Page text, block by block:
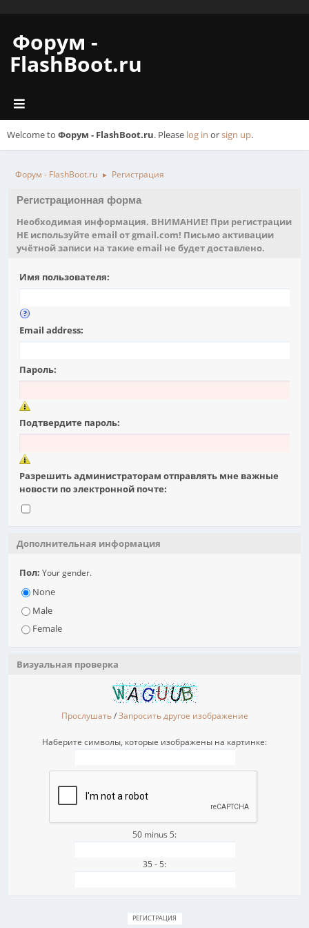
Форум -
FlashBoot.ru
Welcome to Форум - FlashBoot.ru. Please log in orsign up.
Форум - FlashBoot.ru ► Регистрация
Регистрационная форма
Необходимая информация. ВНИМАНИЕ! При регистрации
НЕ используйте email от gmail.com! Письмо активации
учётной записи на такие email не будет доставлено.
Имя пользователя:
Email address:
Пароль:
Подтвердите пароль:
Разрешить администраторам отправлять мне важные
новости по электронной почте:
Дополнительная информация
Пол: Your gender.
None
Male
Female
Визуальная проверка
Прослушать/Запросить другое изображение
Наберите символы, которые изображены на картинке:
50 minus 5:
35 - 5: